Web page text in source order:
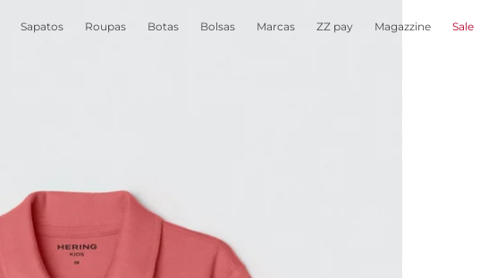
Sapatos Roupas Botas Bolsas Marcas ZZ pay Magazzine Sale